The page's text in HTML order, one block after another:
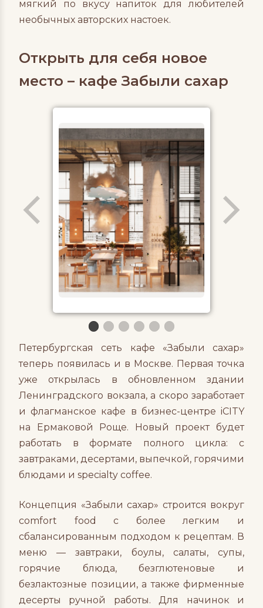
мягкий по вкусу напиток для любителей
необычных авторских настоек.
Открыть для себя новое
место – кафе Забыли сахар
Петербургская сеть кафе «Забыли сахар»
теперь появилась и в Москве. Первая точка
уже открылась в обновленном здании
Ленинградского вокзала, а скоро заработает
и флагманское кафе в бизнес-центре iCITY
на Ермаковой Роще. Новый проект будет
работать в формате полного цикла: с
завтраками, десертами, выпечкой, горячими
блюдами и specialty coffee.
Концепция «Забыли сахар» строится вокруг
comfort food с более легким и
сбалансированным подходом к рецептам. В
меню — завтраки, боулы, салаты, супы,
горячие блюда, безглютеновые и
безлактозные позиции, а также фирменные
десерты ручной работы. Для начинок и